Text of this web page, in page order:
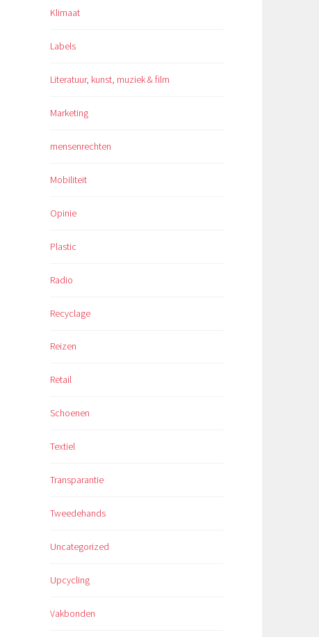
Klimaat
Labels
Literatuur, kunst, muziek & film
Marketing
mensenrechten
Mobiliteit
Opinie
Plastic
Radio
Recyclage
Reizen
Retail
Schoenen
Textiel
Transparantie
Tweedehands
Uncategorized
Upcycling
Vakbonden